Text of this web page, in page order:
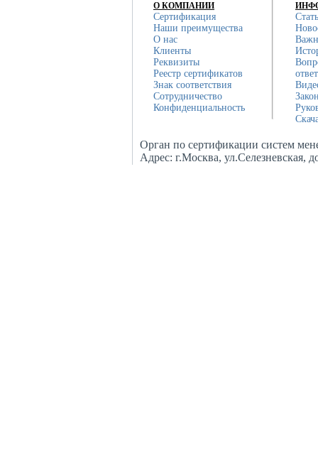
О КОМПАНИИ
Сертификация
Наши преимущества
О нас
Клиенты
Реквизиты
Реестр сертификатов
Знак соответствия
Сотрудничество
Конфиденциальность
Орган по сертификации систем
Адрес: г.Москва, ул.Селезневская,